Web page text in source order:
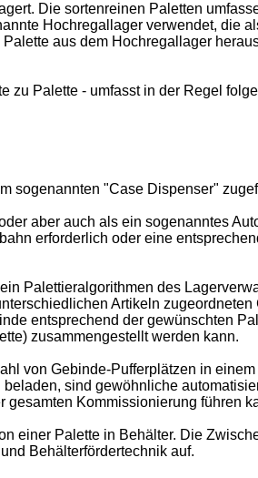
Die sortenreinen Paletten
Hochregallager verwendet, die
aus dem Hochregallager
zu Palette - umfasst in der Regel
sogenannten "Case Dispenser"
aber auch als ein sogenanntes
erforderlich oder eine
Palettieralgorithmen des
Artikeln zugeordneten
entsprechend der gewünschten
zusammengestellt werden kann.
von Gebinde-Pufferplätzen in
sind gewöhnliche
Kommissionierung führen
einer Palette in Behälter. Die
Behälterfördertechnik auf.